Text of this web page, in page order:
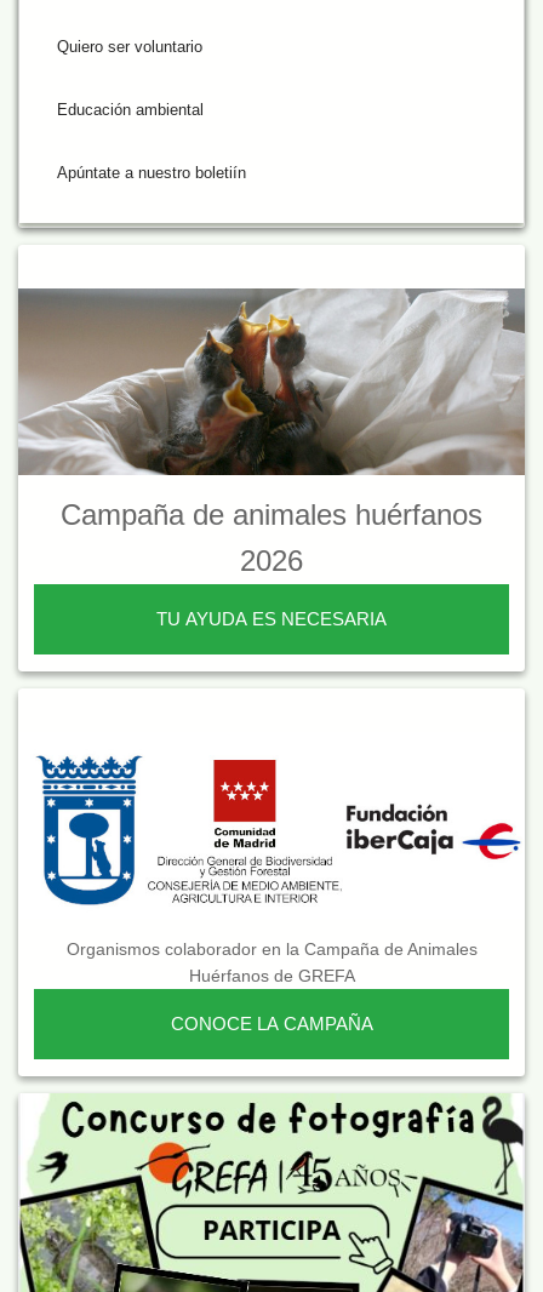
Quiero ser voluntario
Educación ambiental
Apúntate a nuestro boletiín
Campaña de animales huérfanos
2026
TU AYUDA ES NECESARIA
Organismos colaborador en la Campaña de Animales
Huérfanos de GREFA
CONOCE LA CAMPAÑA